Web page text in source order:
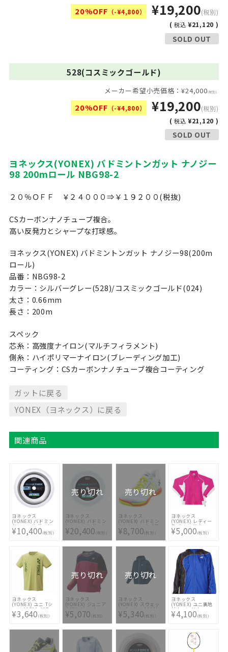
20%OFF （-¥4,800） ¥19,200(税別)
(税込 ¥21,120 )
SOLD OUT
528(コスミックゴールド)
メーカー希望小売価格：¥24,000(税別)
20%OFF （-¥4,800） ¥19,200(税別)
(税込 ¥21,120 )
SOLD OUT
ヨネックス(YONEX) バドミントンガット ナノジー
98 200mロール NBG98-2
２０％ＯＦＦ ￥２４０００⇒￥１９２００(税抜)
CSカーボンナノチューブ複合。
高い反発力とシャープな打球感。
ヨネックス(YONEX) バドミントンガット ナノジー98(200m
ロール)
品番：NBG98-2
カラー：シルバーグレー(528)/コスミックゴールド(024)
太さ：0.66mm
長さ：200m
スペック
芯糸：高強度ナイロン(マルチフィラメント)
側糸：ハイポリマーナイロン(ブレーディング加工)
コーティング：CSカーボンナノチューブ複合コーティング
ガットに戻る
YONEX（ヨネックス）に戻る
関連商品
ヨネックス
(YONEX) バドミン
トンロールガット
100m BG66アルテ
ィマックス
¥10,400(税別)
売り切れ
ヨネックス
(YONEX) バドミン
トン ロールガット
200m エクスボルト
65 BGXB65-200
¥20,400(税別)
売り切れ
ヨネックス
(YONEX) バドミン
トンシューズ パワ
ークッション コン
フォート Z ワイド
ミッド
SHBCFZ3WM-011
¥8,700(税別)
ヨネックス
(YONEX) レディー
ス ウィンドウォー
マーシャツ
¥5,000(税別)
ヨネックス
(YONEX) ユニ Tシ
ャツ 16710-467
¥3,640(税別)
売り切れ
ヨネックス
(YONEX) ジュニア
中綿Vブレーカー
90068J-443
¥5,070(税別)
売り切れ
ヨネックス
(YONEX) スウェッ
トパーカー 30061-
169
¥5,340(税別)
ヨネックス
(YONEX) ユニ裏地
付ウィンドウォーマ
ーシャツ 70081-
472
¥4,100(税別)